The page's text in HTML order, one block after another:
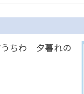
ちわ 夕暮れの